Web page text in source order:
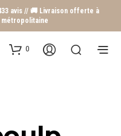
avis // 🚚 Livraison offerte à
métropolitaine
0